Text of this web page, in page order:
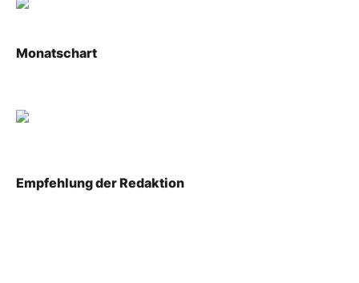
Monatschart
Empfehlung der Redaktion